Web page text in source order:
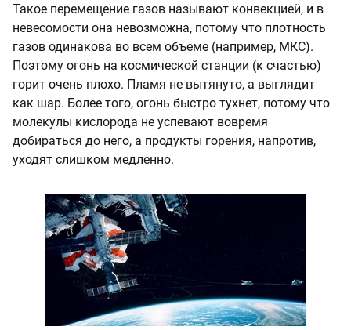
Такое перемещение газов называют конвекцией, и в
невесомости она невозможна, потому что плотность
газов одинакова во всем объеме (например, МКС).
Поэтому огонь на космической станции (к счастью)
горит очень плохо. Пламя не вытянуто, а выглядит
как шар. Более того, огонь быстро тухнет, потому что
молекулы кислорода не успевают вовремя
добираться до него, а продукты горения, напротив,
уходят слишком медленно.